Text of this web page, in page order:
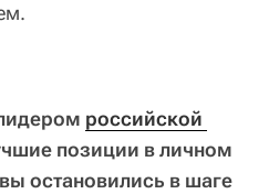
российской
позиции в личном
остановились в шаге